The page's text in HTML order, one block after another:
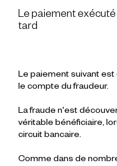
Le paiement
tard
Le paiement suivant
le compte du fraudeur.
La fraude n'est
véritable bénéficiaire,
circuit bancaire.
Comme dans de